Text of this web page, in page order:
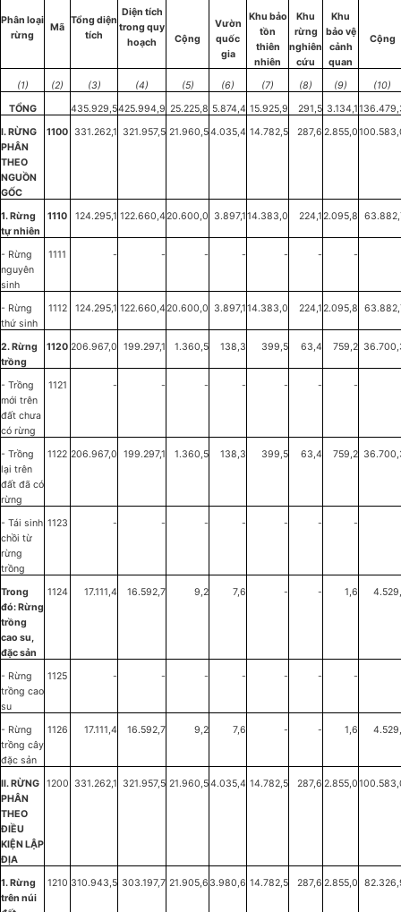
Phân loại
rừng
Mã
Tổng diện
tích
Diện tích
trong quy
hoạch
Cộng
Vườn
quốc
gia
Khu bảo
tồn
thiên
nhiên
Khu
rừng
nghiên
cứu
Khu
bảo vệ
cảnh
quan
Cộng
(1) (2) (3) (4) (5) (6) (7) (8) (9)
(10)
TỔNG
435.929,5425.994,9 25.225,8 5.874,4 15.925,9 291,5 3.134,1
I. RỪNG
PHÂN
THEO
NGUỒN
GỐC
1100 331.262,1 321.957,5 21.960,54.035,4 14.782,5 287,6 2.855,0
1. Rừng
tự nhiên
1110 124.295,1 122.660,420.600,0 3.897,114.383,0 224,12.095,8
- Rừng
nguyên
sinh
1111 - - - - - - -
- Rừng
thứ sinh
1112 124.295,1 122.660,420.600,0 3.897,114.383,0 224,12.095,8
2. Rừng
trồng
1120 206.967,0 199.297,1 1.360,5 138,3 399,5 63,4 759,2
- Trồng
mới trên
đất chưa
có rừng
1121 - - - - - - -
- Trồng
lại trên
đất đã có
rừng
1122 206.967,0 199.297,1 1.360,5 138,3 399,5 63,4 759,2
- Tái sinh
chồi từ
rừng
trồng
1123 - - - - - - -
Trong
đó: Rừng
trồng
cao su,
đặc sản
1124 17.111,4 16.592,7 9,2 7,6 - - 1,6
- Rừng
trồng cao
su
1125 - - - - - - -
- Rừng
trồng cây
đặc sản
1126 17.111,4 16.592,7 9,2 7,6 - - 1,6
II. RỪNG
PHÂN
THEO
ĐIỀU
KIỆN LẬP
ĐỊA
1200 331.262,1 321.957,5 21.960,54.035,4 14.782,5 287,6 2.855,0
1. Rừng
trên núi
1210 310.943,5 303.197,7 21.905,6 3.980,6 14.782,5 287,6 2.855,0